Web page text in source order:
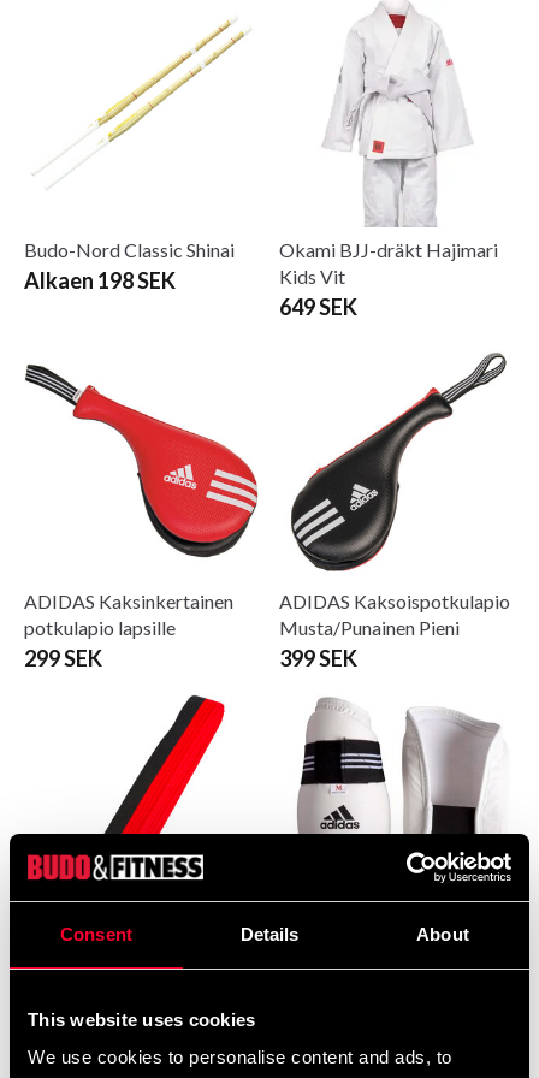
Consent Details About
This website uses cookies
We use cookies to personalise content and ads, to
Budo-Nord Classic Shinai
Alkaen 198 SEK
Okami BJJ-dräkt Hajimari
Kids Vit
649 SEK
ADIDAS Kaksinkertainen
potkulapio lapsille
299 SEK
ADIDAS Kaksoispotkulapio
Musta/Punainen Pieni
399 SEK